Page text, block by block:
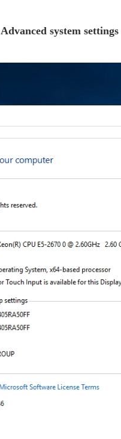
Advanced system settings